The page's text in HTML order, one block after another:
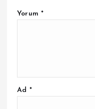
Yorum *
Ad *